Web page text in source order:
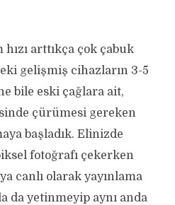
arttıkça çok çabuk
gelişmiş cihazların 3-5
bile eski çağlara ait,
çürümesi gereken
başladık. Elinizde
fotoğrafı çekerken
canlı olarak yayınlama
da yetinmeyip aynı anda